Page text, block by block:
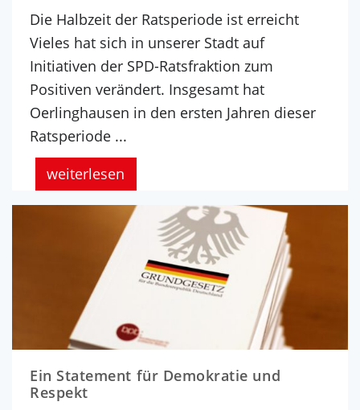
Die Halbzeit der Ratsperiode ist erreicht
Vieles hat sich in unserer Stadt auf
Initiativen der SPD-Ratsfraktion zum
Positiven verändert. Insgesamt hat
Oerlinghausen in den ersten Jahren dieser
Ratsperiode ...
weiterlesen
Ein Statement für Demokratie und
Respekt